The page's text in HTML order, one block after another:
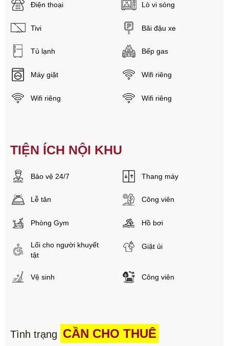
Điện thoại Lò vi sóng
Tivi Bãi đậu xe
Tủ lạnh Bếp gas
Máy giặt Wifi riêng
Wifi riêng Wifi riêng
TIỆN ÍCH NỘI KHU
Bảo vệ 24/7 Thang máy
Lễ tân Công viên
Phòng Gym Hồ bơi
Lối cho người khuyết
tật
Giặt ủi
Vệ sinh Công viên
Tình trạng CẦN CHO THUÊ